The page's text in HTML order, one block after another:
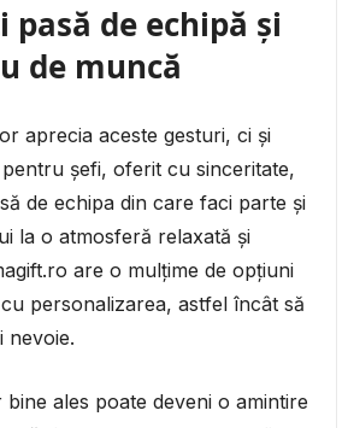
de echipă și
de muncă
aprecia aceste gesturi, ci și
șefi, oferit cu sinceritate,
de echipa din care faci parte și
la o atmosferă relaxată și
are o mulțime de opțiuni
personalizarea, astfel încât să
nevoie.
bine ales poate deveni o amintire